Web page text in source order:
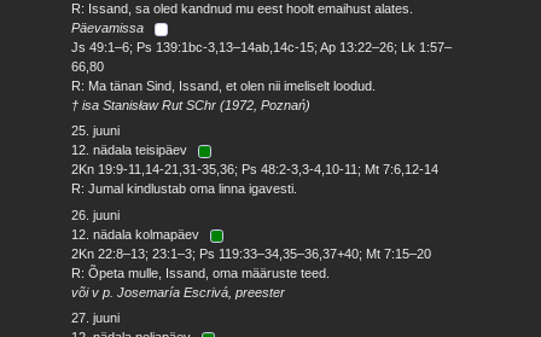
R: Issand, sa oled kandnud mu eest hoolt emaihust alates.
Päevamissa
Js 49:1–6; Ps 139:1bc-3,13–14ab,14c-15; Ap 13:22–26; Lk 1:57–
66,80
R: Ma tänan Sind, Issand, et olen nii imeliselt loodud.
† isa Stanisław Rut SChr (1972, Poznań)
25. juuni
12. nädala teisipäev
2Kn 19:9-11,14-21,31-35,36; Ps 48:2-3,3-4,10-11; Mt 7:6,12-14
R: Jumal kindlustab oma linna igavesti.
26. juuni
12. nädala kolmapäev
2Kn 22:8–13; 23:1–3; Ps 119:33–34,35–36,37+40; Mt 7:15–20
R: Õpeta mulle, Issand, oma määruste teed.
või v p. Josemaría Escrivá, preester
27. juuni